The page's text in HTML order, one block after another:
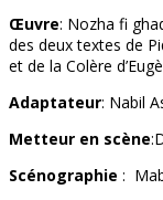
Œuvre: Nozha fi
des deux textes de
et de la Colère
Adaptateur: Nabil
Metteur en scène
Scénographie :